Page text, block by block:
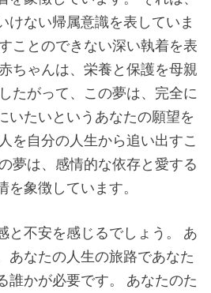
けない帰属意識を表していま
ことのできない深い執着を表
ちゃんは、栄養と保護を母親
たがって、この夢は、完全に
いたいというあなたの願望を
を自分の人生から追い出すこ
夢は、感情的な依存と愛する
象徴しています。
と不安を感じるでしょう。 あ
あなたの人生の旅路であなた
誰かが必要です。 あなたのた